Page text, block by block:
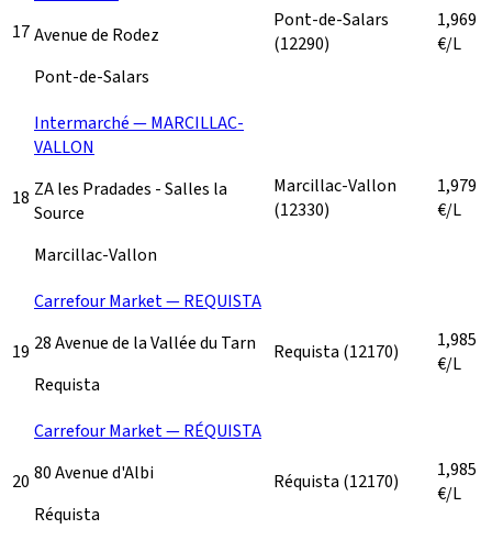
17Avenue de Rodez
Pont-de-Salars
Pont-de-Salars
(12290)
1,969
€/L
18
Intermarché — MARCILLAC-
VALLON
ZA les Pradades - Salles la
Source
Marcillac-Vallon
Marcillac-Vallon
(12330)
1,979
€/L
19
Carrefour Market — REQUISTA
28 Avenue de la Vallée du Tarn
Requista
Requista (12170)
1,985
€/L
20
Carrefour Market — RÉQUISTA
80 Avenue d'Albi
Réquista
Réquista (12170)
1,985
€/L